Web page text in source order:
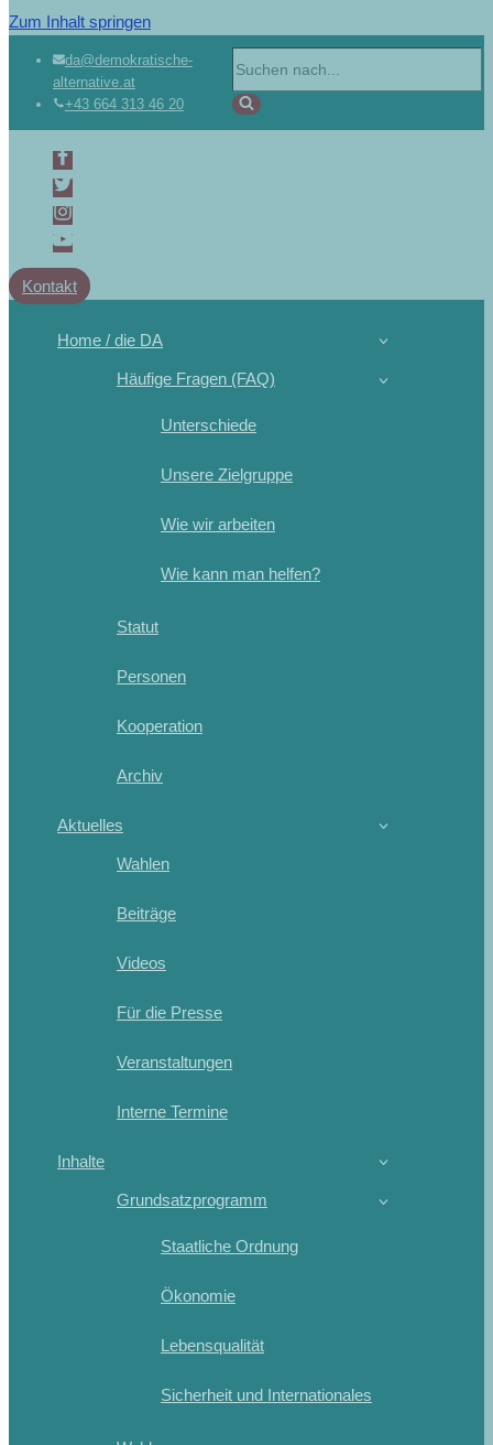
Zum Inhalt springen
da@demokratische-
alternative.at
+43 664 313 46 20
Kontakt
Home / die DA
Häufige Fragen (FAQ)
Unterschiede
Unsere Zielgruppe
Wie wir arbeiten
Wie kann man helfen?
Statut
Personen
Kooperation
Archiv
Aktuelles
Wahlen
Beiträge
Videos
Für die Presse
Veranstaltungen
Interne Termine
Inhalte
Grundsatzprogramm
Staatliche Ordnung
Ökonomie
Lebensqualität
Sicherheit und Internationales